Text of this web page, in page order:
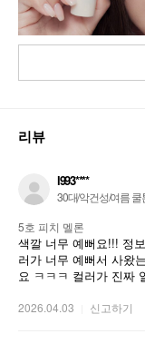
리뷰
l993****
30대/악건성/여름 쿨
5호 피치 멜론
색깔 너무 예뻐요!!! 정
러가 너무 예뻐서 사왔
요 ㅋㅋㅋ 컬러가 진짜
2026.04.03 신고하기